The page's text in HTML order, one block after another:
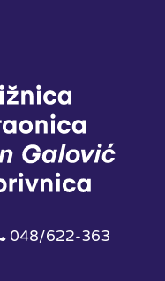
048/622-363